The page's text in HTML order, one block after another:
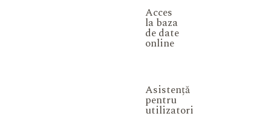
Acces
la baza
de date
online
Asistență
pentru
utilizatori